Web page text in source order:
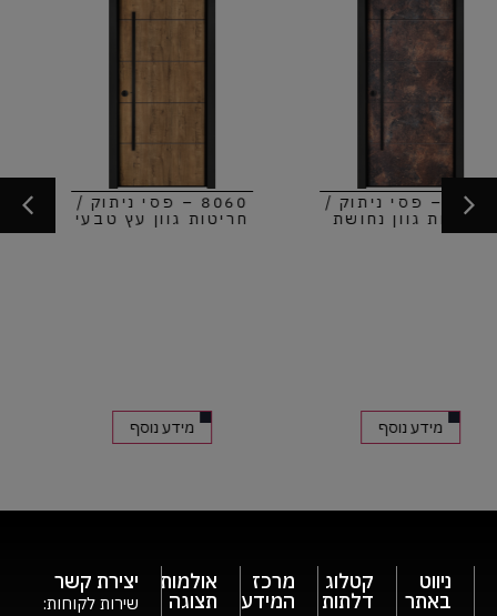
8060 – פסי ניתוק /
חריטות גוון עץ טבעי
מידע נוסף
8060 – פסי ניתוק /
חריטות גוון בטון
מידע נוסף
ניווט
באתר
קטלוג
דלתות
מרכז
המידע
אולמות
תצוגה
יצירת קשר
שירות לקוחות: